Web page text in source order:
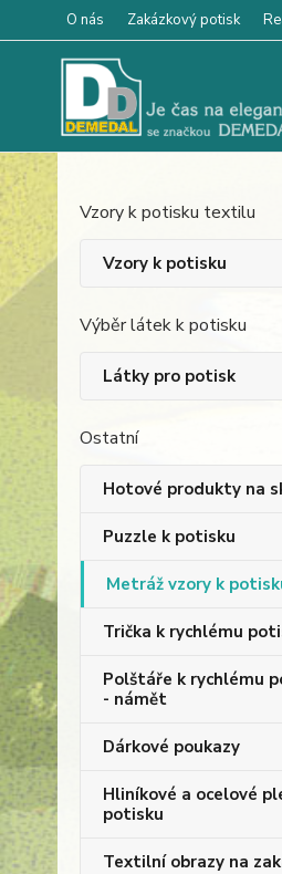
O nás Zakázkový potisk
Vzory k potisku textilu
Vzory k potisku
Výběr látek k potisku
Látky pro potisk
Ostatní
Hotové produkty na
Puzzle k potisku
Metráž vzory k
Trička k rychlému
Polštáře k rychlému
- námět
Dárkové poukazy
Hliníkové a ocelové
potisku
Textilní obrazy na